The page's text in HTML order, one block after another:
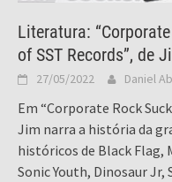
Literatura:
of SST Records”, de
27/05/2022 Daniel
Em “Corporate Rock
Jim narra a história da
históricos de Black Flag,
Sonic Youth, Dinosaur Jr,